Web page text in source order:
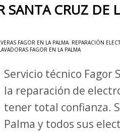
SANTA CRUZ DE
FAGOR EN LA PALMA, REPARACIÓN
FAGOR EN LA PALMA
Servicio técnico Fagor
la reparación de
tener total confianza.
Palma y todos sus